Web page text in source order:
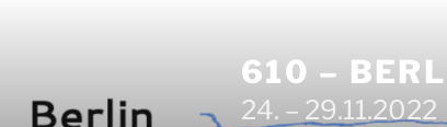
610 –
24. – 29.11.2022